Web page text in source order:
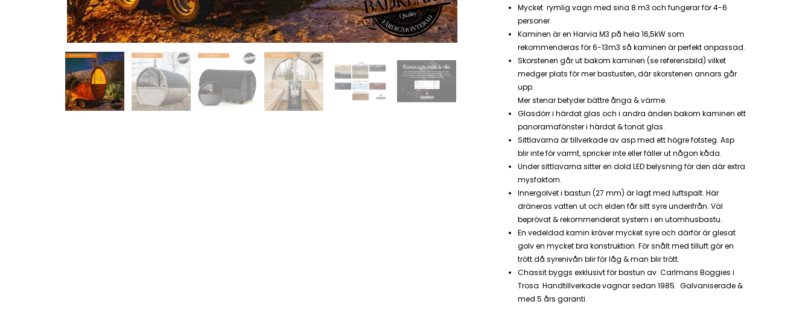
Mycket rymlig vagn med sina 8 m3 och fungerar för 4-6
personer.
Kaminen är en Harvia M3 på hela 16,5kW som
rekommenderas för 6-13m3 så kaminen är perfekt anpassad.
Skorstenen går ut bakom kaminen (se referensbild) vilket
medger plats för mer bastusten, där skorstenen annars går
upp.
Mer stenar betyder bättre ånga & värme.
Glasdörr i härdat glas och i andra änden bakom kaminen ett
panoramafönster i härdat & tonat glas.
Sittlavarna ärtillverkade av asp med ett högre fotsteg. Asp
blir inte för varmt, spricker inte eller fäller ut någon kåda.
Under sittlavarna sitter en dold LED belysning för den där extra
mysfaktorn.
Innergolvet i bastun (27 mm) är lagt med luftspalt. Här
dräneras vatten ut och elden får sitt syre underifrån. Väl
beprövat & rekommenderat system i en utomhusbastu.
En vedeldad kamin kräver mycket syre och därför är glesat
golv en mycket bra konstruktion. För snålt med tilluft gör en
trött då syrenivån blir för låg & man blir trött.
Chassit byggs exklusivt för bastun av Carlmans Boggies i
Trosa. Handtillverkade vagnar sedan 1985. Galvaniserade &
med 5 års garanti.